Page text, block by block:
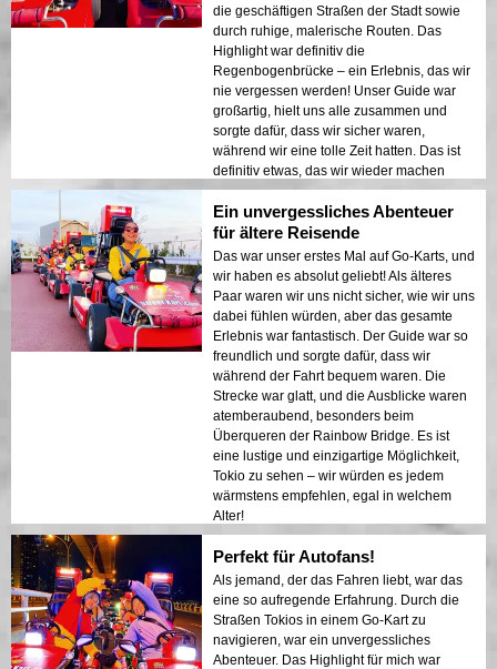
die geschäftigen Straßen der Stadt sowie
durch ruhige, malerische Routen. Das
Highlight war definitiv die
Regenbogenbrücke – ein Erlebnis, das wir
nie vergessen werden! Unser Guide war
großartig, hielt uns alle zusammen und
sorgte dafür, dass wir sicher waren,
während wir eine tolle Zeit hatten. Das ist
definitiv etwas, das wir wieder machen
würden!
Ein unvergessliches Abenteuer
für ältere Reisende
Das war unser erstes Mal auf Go-Karts, und
wir haben es absolut geliebt! Als älteres
Paar waren wir uns nicht sicher, wie wir uns
dabei fühlen würden, aber das gesamte
Erlebnis war fantastisch. Der Guide war so
freundlich und sorgte dafür, dass wir
während der Fahrt bequem waren. Die
Strecke war glatt, und die Ausblicke waren
atemberaubend, besonders beim
Überqueren der Rainbow Bridge. Es ist
eine lustige und einzigartige Möglichkeit,
Tokio zu sehen – wir würden es jedem
wärmstens empfehlen, egal in welchem
Alter!
Perfekt für Autofans!
Als jemand, der das Fahren liebt, war das
eine so aufregende Erfahrung. Durch die
Straßen Tokios in einem Go-Kart zu
navigieren, war ein unvergessliches
Abenteuer. Das Highlight für mich war